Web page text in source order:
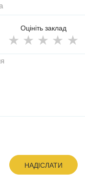
Оцініть заклад
НАДІСЛАТИ